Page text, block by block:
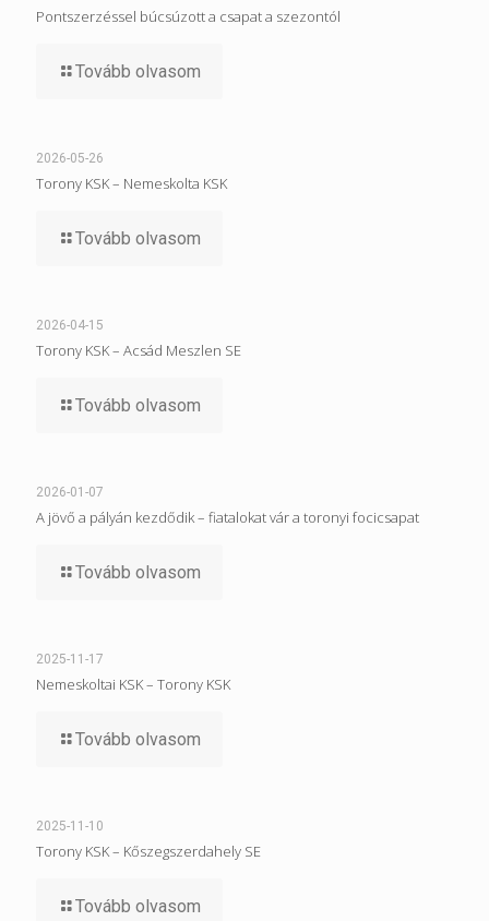
Pontszerzéssel búcsúzott a csapat a szezontól
Tovább olvasom
2026-05-26
Torony KSK – Nemeskolta KSK
Tovább olvasom
2026-04-15
Torony KSK – Acsád Meszlen SE
Tovább olvasom
2026-01-07
A jövő a pályán kezdődik – fiatalokat vár a toronyi focicsapat
Tovább olvasom
2025-11-17
Nemeskoltai KSK – Torony KSK
Tovább olvasom
2025-11-10
Torony KSK – Kőszegszerdahely SE
Tovább olvasom